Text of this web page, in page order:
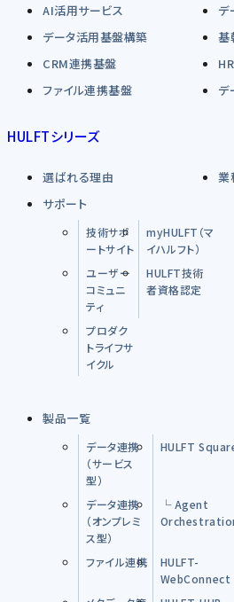
AI活用サービス
デ
データ活用基盤構築
基
CRM連携基盤
ファイル連携基盤
デ
HULFTシリーズ
選ばれる理由
業
サポート
技術サポ
ートサイト
myHULFT（マ
イハルフト）
ユーザー
コミュニ
ティ
HULFT技術
者資格認定
プロダク
トライフサ
イクル
製品一覧
データ連携
（サービス
型）
HULFT
データ連携
（オンプレミ
ス型）
└ Agent
ファイル連携
HULFT-
WebConnect